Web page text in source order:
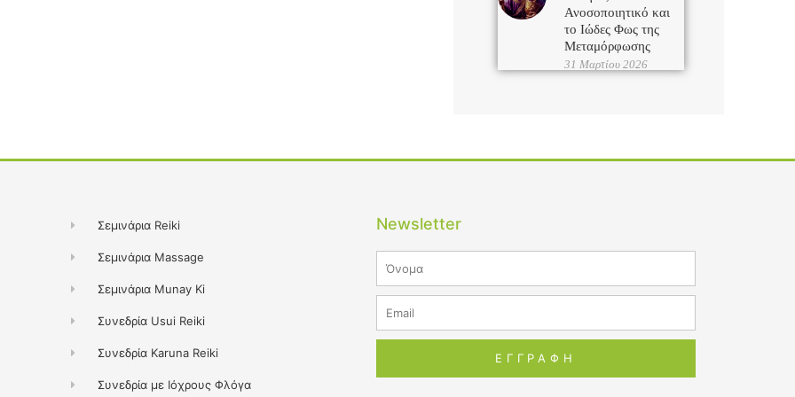
Ανοσοποιητικό και
το Ιώδες Φως της
Μεταμόρφωσης
31 Μαρτίου 2026
Σεμινάρια Reiki
Σεμινάρια Massage
Σεμινάρια Munay Ki
Συνεδρία Usui Reiki
Συνεδρία Karuna Reiki
Συνεδρία με Ιόχρους Φλόγα
Newsletter
Name
Email
ΕΓΓΡΑΦΗ